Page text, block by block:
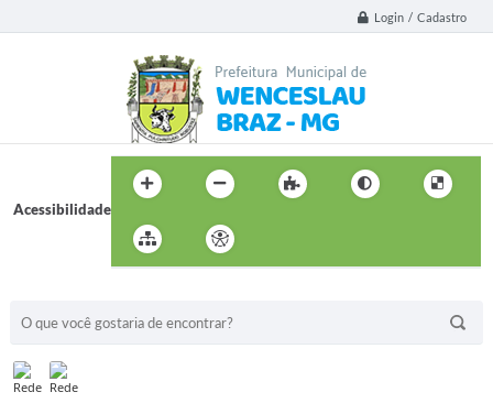
Login / Cadastro
Acessibilidade